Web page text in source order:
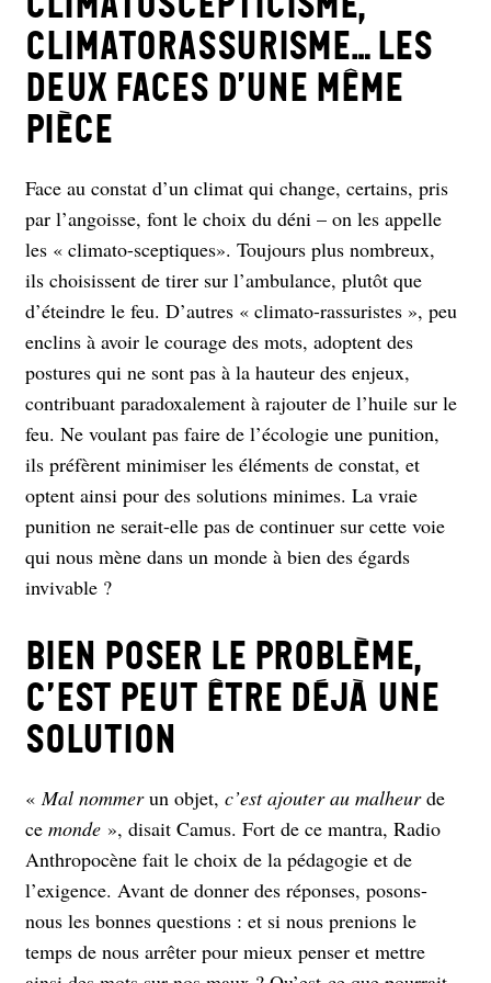
climatorassurisme… Les
deux faces d’une même
pièce
Face au constat d’un climat qui change, certains, pris
par l’angoisse, font le choix du déni – on les appelle
les « climato-sceptiques». Toujours plus nombreux,
ils choisissent de tirer sur l’ambulance, plutôt que
d’éteindre le feu. D’autres « climato-rassuristes », peu
enclins à avoir le courage des mots, adoptent des
postures qui ne sont pas à la hauteur des enjeux,
contribuant paradoxalement à rajouter de l’huile sur le
feu. Ne voulant pas faire de l’écologie une punition,
ils préfèrent minimiser les éléments de constat, et
optent ainsi pour des solutions minimes. La vraie
punition ne serait-elle pas de continuer sur cette voie
qui nous mène dans un monde à bien des égards
invivable ?
Bien poser le problème,
c’est peut être déjà une
solution
« Mal nommerun objet, c’est ajouter au malheurde
ce monde », disait Camus. Fort de ce mantra, Radio
Anthropocène fait le choix de la pédagogie et de
l’exigence. Avant de donner des réponses, posons-
nous les bonnes questions : et si nous prenions le
temps de nous arrêter pour mieux penser et mettre